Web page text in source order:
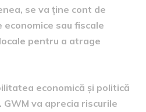
se va ține cont de
sau fiscale
pentru a atrage
economică și politică
va aprecia riscurile